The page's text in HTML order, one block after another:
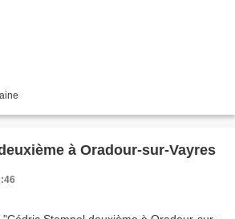
à Oradour-sur-Vayres